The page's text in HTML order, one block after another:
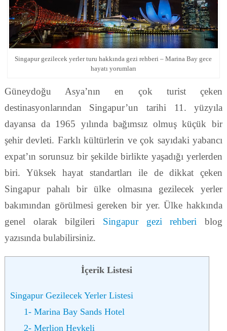
Singapur gezilecek yerler turu hakkında gezi rehberi – Marina Bay gece
hayatı yorumları
Güneydoğu Asya’nın en çok turist çeken
destinasyonlarından Singapur’un tarihi 11. yüzyıla
dayansa da 1965 yılında bağımsız olmuş küçük bir
şehir devleti. Farklı kültürlerin ve çok sayıdaki yabancı
expat’ın sorunsuz bir şekilde birlikte yaşadığı yerlerden
biri. Yüksek hayat standartları ile de dikkat çeken
Singapur pahalı bir ülke olmasına gezilecek yerler
bakımından görülmesi gereken bir yer. Ülke hakkında
genel olarak bilgileri Singapur gezi rehberi blog
yazısında bulabilirsiniz.
İçerik Listesi
Singapur Gezilecek Yerler Listesi
1- Marina Bay Sands Hotel
2- Merlion Heykeli